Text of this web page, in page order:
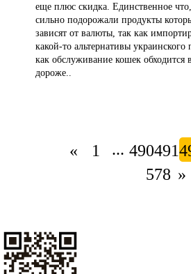
еще плюс скидка. Единственное
сильно подорожали продукты
зависят от валюты, так как
какой-то альтернативы украинского
как обслуживание кошек обходится
дороже..
« 1 ... 490491
578 »